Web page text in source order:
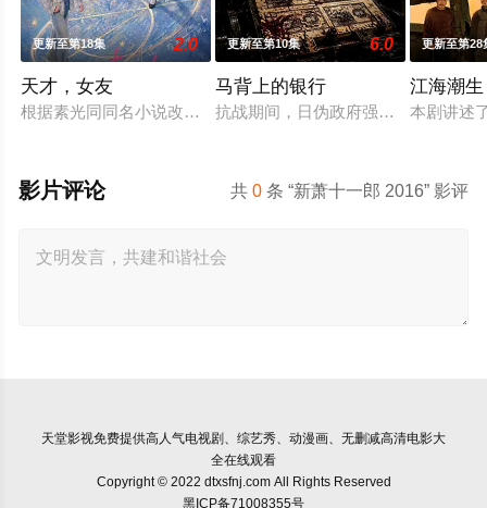
更新至第18集 2.0
天才，女友
根据素光同同名小说改编。江逾白长大以后，林知夏忽然对他说
更新至第10集 6.0
马背上的银行
抗战期间，日伪政府强行推广、使用
更新至第28
江海潮生
本剧讲述
共0 条 “新萧十一郎 2016” 影评
影片评论
天堂影视免费提供高人气电视剧、综艺秀、动漫画、无删减高清电影大
全在线观看
Copyright © 2022 dtxsfnj.com All Rights Reserved
黑ICP备71008355号